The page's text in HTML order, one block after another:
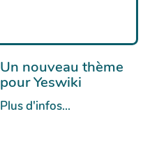
Un nouveau thème
pour Yeswiki
Plus d'infos...